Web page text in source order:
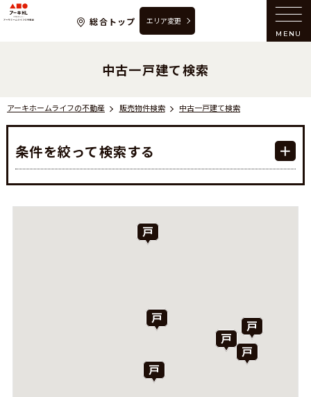
アーキホームライフの不動産
総合トップ エリア変更
MENU
アーキホームライフの不動産 販売物件検索 中古一戸建て検索
中古一戸建て検索
条件を絞って検索する